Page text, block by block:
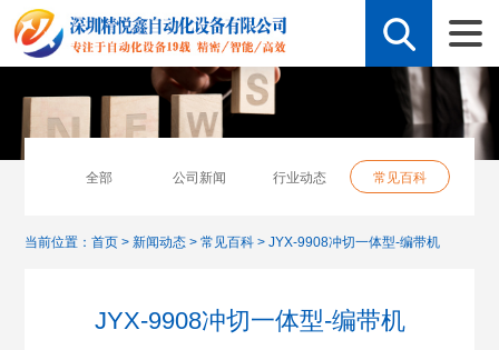
全部 公司新闻 行业动态 常见百科
当前位置：首页 >新闻动态 >常见百科 >JYX-9908冲切一体型-编带机
JYX-9908冲切一体型-编带机